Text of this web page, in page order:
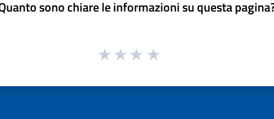
sono chiare le informazioni su questa